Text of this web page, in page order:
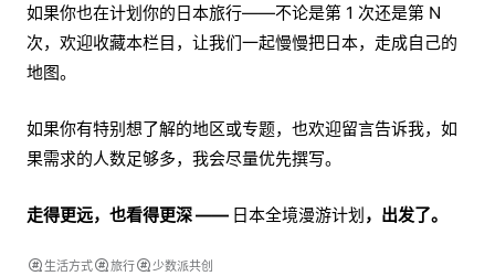
如果你也在计划你的日本旅行——不论是第 1 次还是第 N
次，欢迎收藏本栏目，让我们一起慢慢把日本，走成自己的
地图。
如果你有特别想了解的地区或专题，也欢迎留言告诉我，如
果需求的人数足够多，我会尽量优先撰写。
走得更远，也看得更深 —— 日本全境漫游计划，出发了。
生活方式 旅行
少数派共创